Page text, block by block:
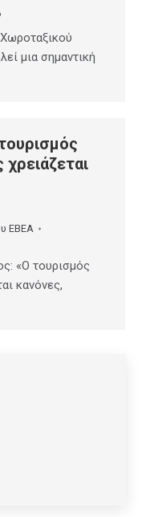
μια σημαντική
ΕΒΕΑ
«Ο τουρισμός
κανόνες,